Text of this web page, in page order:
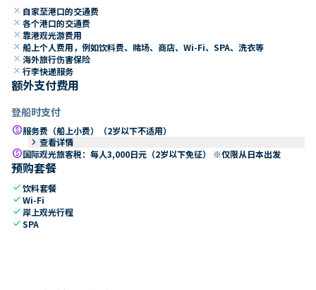
close 自家至港口的交通费
close 各个港口的交通费
close 靠港观光游费用
close 船上个人费用，例如饮料费、赌场、商店、Wi-Fi、SPA、洗衣等
close 海外旅行伤害保险
close 行李快递服务
额外支付费用
登船时支付
paid服务费（船上小费）（2岁以下不适用）
keyboard_arrow_right 查看详情
paid国际观光旅客税：每人3,000日元（2岁以下免征） ※仅限从日本出发
预购套餐
check饮料套餐
checkWi-Fi
check 岸上观光行程
checkSPA